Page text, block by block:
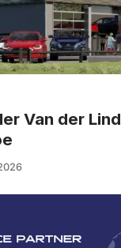
Van der